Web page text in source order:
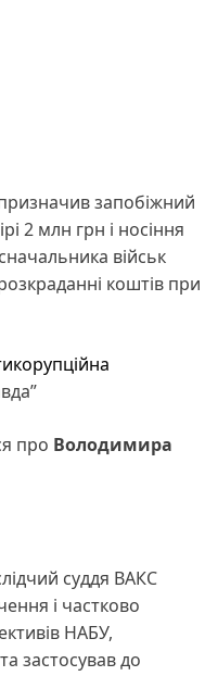
запобіжний
2 млн грн і носіння
військ
коштів при
про Володимира
суддя ВАКС
і частково
НАБУ,
застосував до